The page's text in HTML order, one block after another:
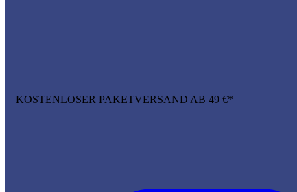
KOSTENLOSER PAKETVERSAND AB 49 €*